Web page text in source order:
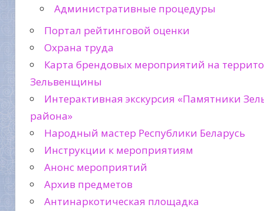
Административные процедуры
Портал рейтинговой оценки
Охрана труда
Карта брендовых мероприятий на
Зельвенщины
Интерактивная экскурсия «Памятники
района»
Народный мастер Республики Беларусь
Инструкции к мероприятиям
Анонс мероприятий
Архив предметов
Антинаркотическая площадка